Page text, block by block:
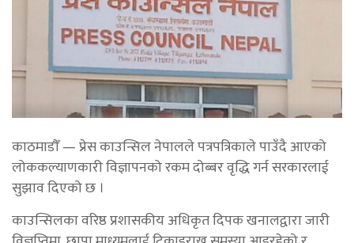
काठमाडौँ — प्रेस काउन्सिल नेपालले पत्रपत्रिकाले पाउँदै आएको
लोककल्याणकारी विज्ञापनको रकम दोब्बर वृद्धि गर्न सरकारलाई
सुझाव दिएको छ ।
काउन्सिलका वरिष्ठ प्रशासकीय अधिकृत दिपक खनालद्वारा जारी